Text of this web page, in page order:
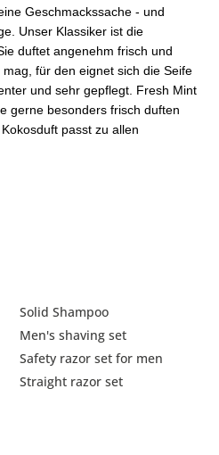
Geschmackssache - und
Unser Klassiker ist die
duftet angenehm frisch und
für den eignet sich die Seife
und sehr gepflegt. Fresh Mint
gerne besonders frisch duften
passt zu allen
Solid Shampoo
Men's shaving set
Safety razor set for men
Straight razor set